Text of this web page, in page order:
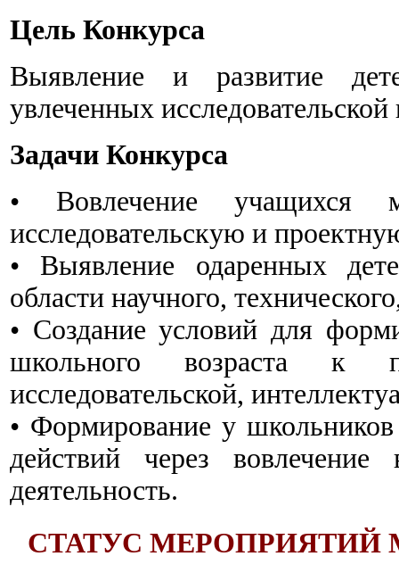
Цель Конкурса
Выявление и развитие
увлеченных
Задачи Конкурса
• Вовлечение учащихся
исследовательскую и
• Выявление одаренных
области научного,
• Создание условий для
школьного возраста к
исследовательской,
• Формирование у
действий через
деятельность.
СТАТУС МЕРОПРИЯТИЙ